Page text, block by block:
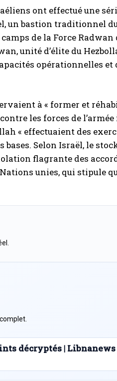
ont effectué une
un bastion traditionnel
de la Force
unité d’élite du
opérationnelles
à « former et
les forces de l’armée
« effectuaient des
Selon Israël, le
flagrante des
unies, qui stipule
décryptés | Libnanews